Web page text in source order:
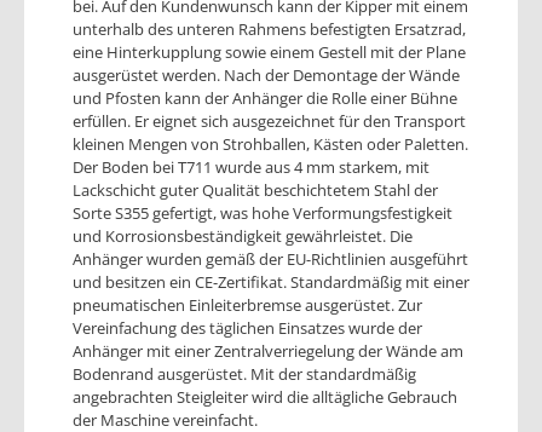
bei. Auf den Kundenwunsch kann der Kipper mit einem
unterhalb des unteren Rahmens befestigten Ersatzrad,
eine Hinterkupplung sowie einem Gestell mit der Plane
ausgerüstet werden. Nach der Demontage der Wände
und Pfosten kann der Anhänger die Rolle einer Bühne
erfüllen. Er eignet sich ausgezeichnet für den Transport
kleinen Mengen von Strohballen, Kästen oder Paletten.
Der Boden bei T711 wurde aus 4 mm starkem, mit
Lackschicht guter Qualität beschichtetem Stahl der
Sorte S355 gefertigt, was hohe Verformungsfestigkeit
und Korrosionsbeständigkeit gewährleistet. Die
Anhänger wurden gemäß der EU-Richtlinien ausgeführt
und besitzen ein CE-Zertifikat. Standardmäßig mit einer
pneumatischen Einleiterbremse ausgerüstet. Zur
Vereinfachung des täglichen Einsatzes wurde der
Anhänger mit einer Zentralverriegelung der Wände am
Bodenrand ausgerüstet. Mit der standardmäßig
angebrachten Steigleiter wird die alltägliche Gebrauch
der Maschine vereinfacht.